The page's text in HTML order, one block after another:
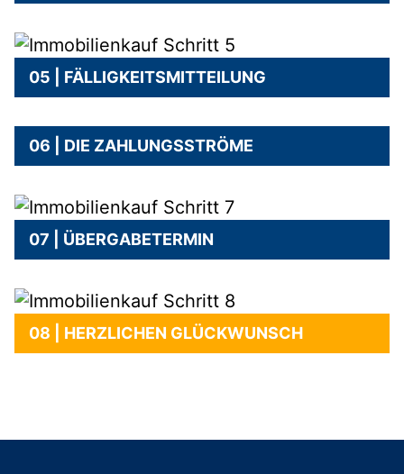
05 | FÄLLIGKEITSMITTEILUNG
06 | DIE ZAHLUNGSSTRÖME
07 | ÜBERGABETERMIN
08 | HERZLICHEN GLÜCKWUNSCH